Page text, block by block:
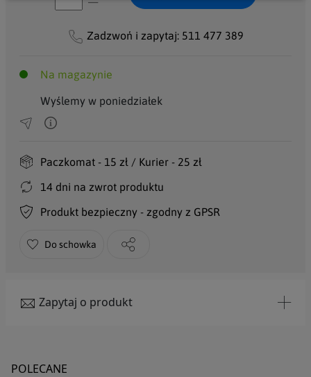
Na magazynie
Wyślemy w poniedziałek
Paczkomat - 15 zł / Kurier - 25 zł
14 dni na zwrot produktu
Produkt bezpieczny - zgodny z GPSR
Do schowka
Zadzwoń i zapytaj: 511 477 389
Zapytaj o produkt
POLECANE